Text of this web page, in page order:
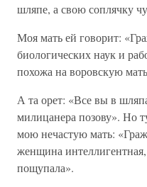
шляпе, а свою соплячку
Моя мать ей говорит:
биологических наук и
похожа на воровскую
А та орет: «Все вы в
милицанера позову». Но
мою нечастую мать:
женщина
пощупала».